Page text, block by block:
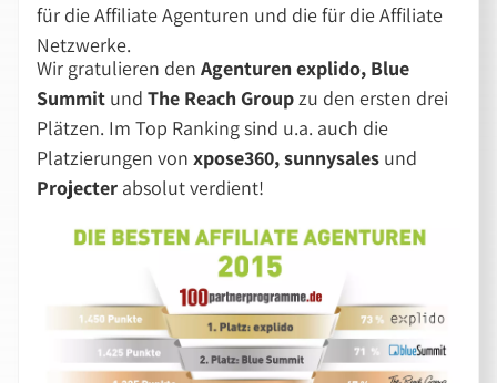
für die Affiliate Agenturen und die für die Affiliate
Netzwerke.
Wir gratulieren denAgenturen explido, Blue
Summit undThe Reach Groupzu den ersten drei
Plätzen. Im Top Ranking sind u.a. auch die
Platzierungen vonxpose360, sunnysales und
Projecter absolut verdient!